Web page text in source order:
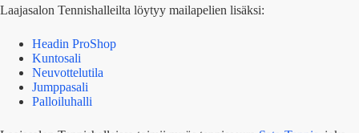
Laajasalon Tennishalleilta löytyy mailapelien lisäksi:
Headin ProShop
Kuntosali
Neuvottelutila
Jumppasali
Palloiluhalli